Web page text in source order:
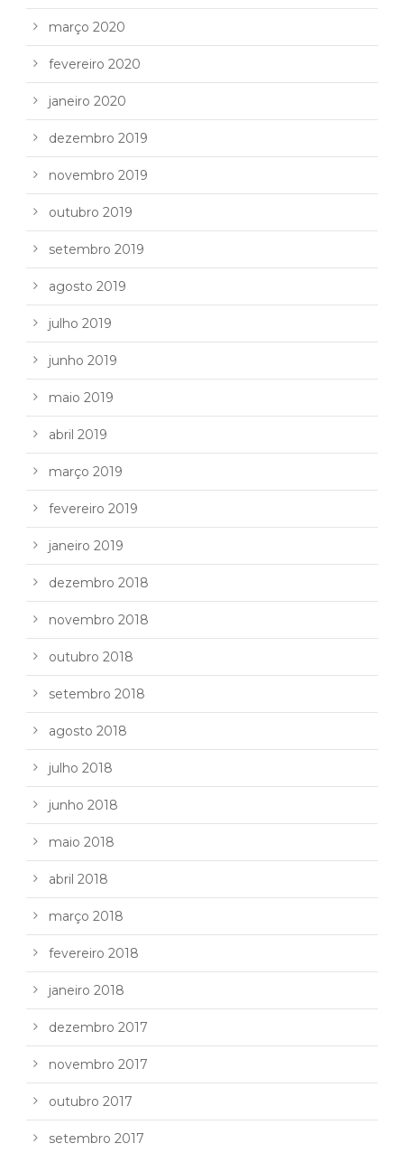
março 2020
fevereiro 2020
janeiro 2020
dezembro 2019
novembro 2019
outubro 2019
setembro 2019
agosto 2019
julho 2019
junho 2019
maio 2019
abril 2019
março 2019
fevereiro 2019
janeiro 2019
dezembro 2018
novembro 2018
outubro 2018
setembro 2018
agosto 2018
julho 2018
junho 2018
maio 2018
abril 2018
março 2018
fevereiro 2018
janeiro 2018
dezembro 2017
novembro 2017
outubro 2017
setembro 2017